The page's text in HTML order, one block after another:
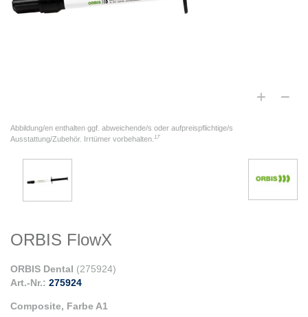
Abbildung/en enthalten ggf. abweichende/s oder aufpreispflichtige/s
Ausstattung/Zubehör. Irrtümer vorbehalten. 17
ORBIS FlowX
ORBIS Dental (275924)
Art.-Nr.: 275924
Composite, Farbe A1